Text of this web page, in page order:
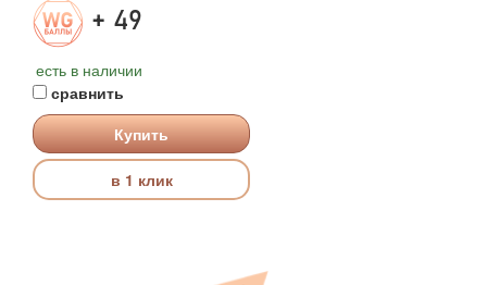
+ 49
есть в наличии
сравнить
Купить
в 1 клик